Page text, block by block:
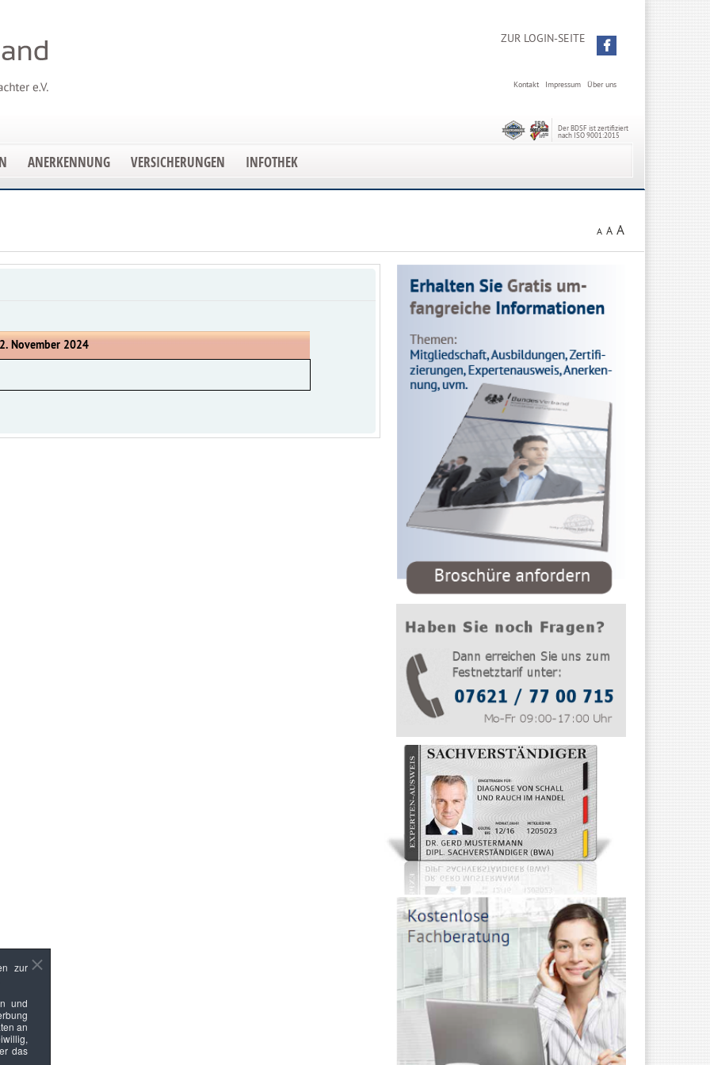
ZUR LOGIN-SEITE
Über uns
Impressum
Kontakt
Der BDSF ist zertifiziert
nach ISO 9001:2015
ANERKENNUNG VERSICHERUNGEN INFOTHEK
A A A
November 2024
zur
und
an
das